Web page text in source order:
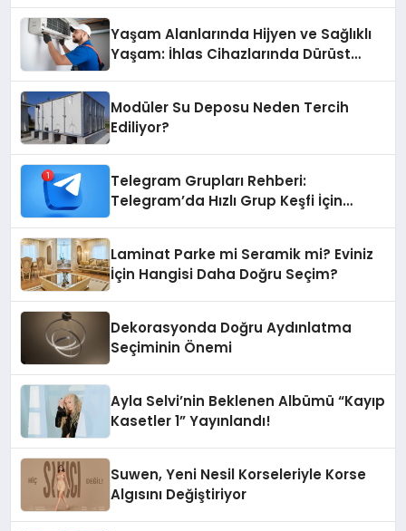
Yaşam Alanlarında Hijyen ve Sağlıklı
Yaşam: İhlas Cihazlarında Dürüst
Modüler Su Deposu Neden Tercih
Ediliyor?
Telegram Grupları Rehberi:
Telegram’da Hızlı Grup Keşfi İçin
Laminat Parke mi Seramik mi? Eviniz
İçin Hangisi Daha Doğru Seçim?
Dekorasyonda Doğru Aydınlatma
Seçiminin Önemi
Ayla Selvi’nin Beklenen Albümü “Kayıp
Kasetler 1” Yayınlandı!
Suwen, Yeni Nesil Korseleriyle Korse
Algısını Değiştiriyor